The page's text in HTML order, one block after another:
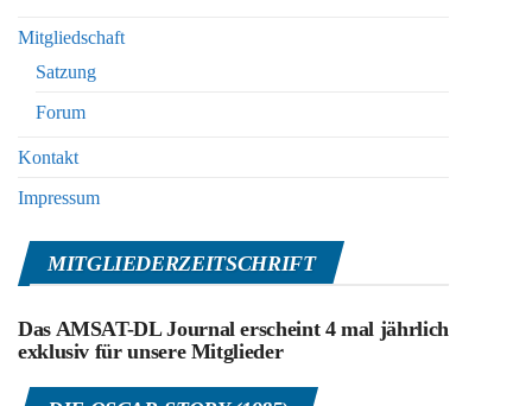
Mitgliedschaft
Satzung
Forum
Kontakt
Impressum
MITGLIEDERZEITSCHRIFT
Das AMSAT-DL Journal erscheint 4 mal jährlich
exklusiv für unsere Mitglieder